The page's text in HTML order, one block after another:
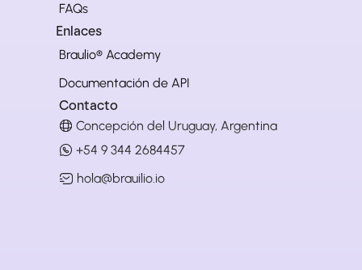
FAQs
Enlaces
Braulio® Academy
Documentación de API
Contacto
+54 9 344 2684457
Concepción del Uruguay, Argentina
hola@brauilio.io